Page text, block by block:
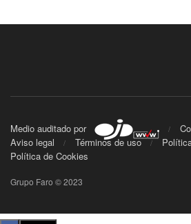
Medio auditado por
Aviso legal
Términos de uso
Política de Cookies
Grupo Faro © 2023